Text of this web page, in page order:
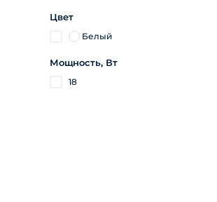
Цвет
Белый
Мощность, Вт
18